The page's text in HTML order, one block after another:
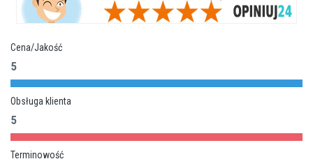
Cena/Jakość
5
Obsługa klienta
5
Terminowość